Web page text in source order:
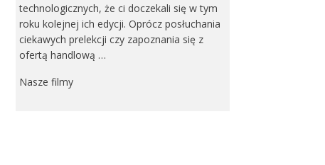
technologicznych, że ci doczekali się w tym
roku kolejnej ich edycji. Oprócz posłuchania
ciekawych prelekcji czy zapoznania się z
ofertą handlową …
Nasze filmy